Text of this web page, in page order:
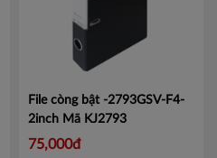
File còng bật -2793GSV-F4-
2inch Mã KJ2793
75,000đ